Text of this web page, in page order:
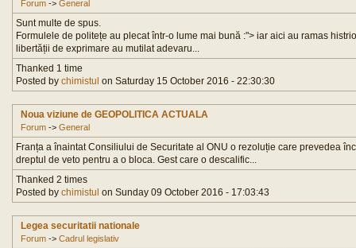
Forum -> General
Sunt multe de spus.
Formulele de politețe au plecat într-o lume mai bună :"> iar aici au ramas
libertății de exprimare au mutilat adevaru...
Thanked 1 time
Posted by chimistul on Saturday 15 October 2016 - 22:30:30
Noua viziune de GEOPOLITICA ACTUALA
Forum -> General
Franța a înaintat Consiliului de Securitate al ONU o rezoluție care prevedea
dreptul de veto pentru a o bloca. Gest care o descalific...
Thanked 2 times
Posted by chimistul on Sunday 09 October 2016 - 17:03:43
Legea securitatii nationale
Forum -> Cadrul legislativ